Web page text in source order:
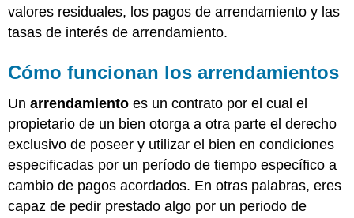
valores residuales, los pagos de arrendamiento y las
tasas de interés de arrendamiento.
Cómo funcionan los arrendamientos
Unarrendamiento es un contrato por el cual el
propietario de un bien otorga a otra parte el derecho
exclusivo de poseer y utilizar el bien en condiciones
especificadas por un período de tiempo específico a
cambio de pagos acordados. En otras palabras, eres
capaz de pedir prestado algo por un periodo de